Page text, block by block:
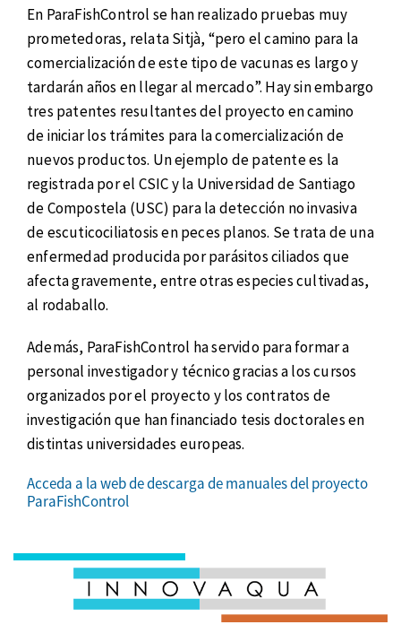
En ParaFishControl se han realizado pruebas muy
prometedoras, relata Sitjà, “pero el camino para la
comercialización de este tipo de vacunas es largo y
tardarán años en llegar al mercado”. Hay sin embargo
tres patentes resultantes del proyecto en camino
de iniciar los trámites para la comercialización de
nuevos productos. Un ejemplo de patente es la
registrada por el CSIC y la Universidad de Santiago
de Compostela (USC) para la detección no invasiva
de escuticociliatosis en peces planos. Se trata de una
enfermedad producida por parásitos ciliados que
afecta gravemente, entre otras especies cultivadas,
al rodaballo.
Además, ParaFishControl ha servido para formar a
personal investigador y técnico gracias a los cursos
organizados por el proyecto y los contratos de
investigación que han financiado tesis doctorales en
distintas universidades europeas.
Acceda a la web de descarga de manuales del proyecto
ParaFishControl